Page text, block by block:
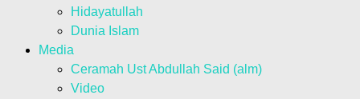
Hidayatullah
Dunia Islam
Media
Ceramah Ust Abdullah Said (alm)
Video